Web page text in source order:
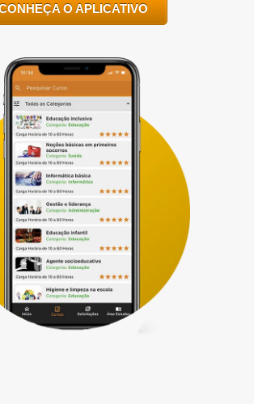
O APLICATIVO